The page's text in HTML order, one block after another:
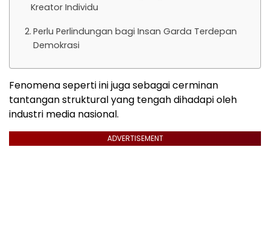
Kreator Individu
Perlu Perlindungan bagi Insan Garda Terdepan
Demokrasi
Fenomena seperti ini juga sebagai cerminan
tantangan struktural yang tengah dihadapi oleh
industri media nasional.
ADVERTISEMENT